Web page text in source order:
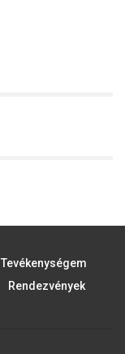
Tevékenységem
Rendezvények